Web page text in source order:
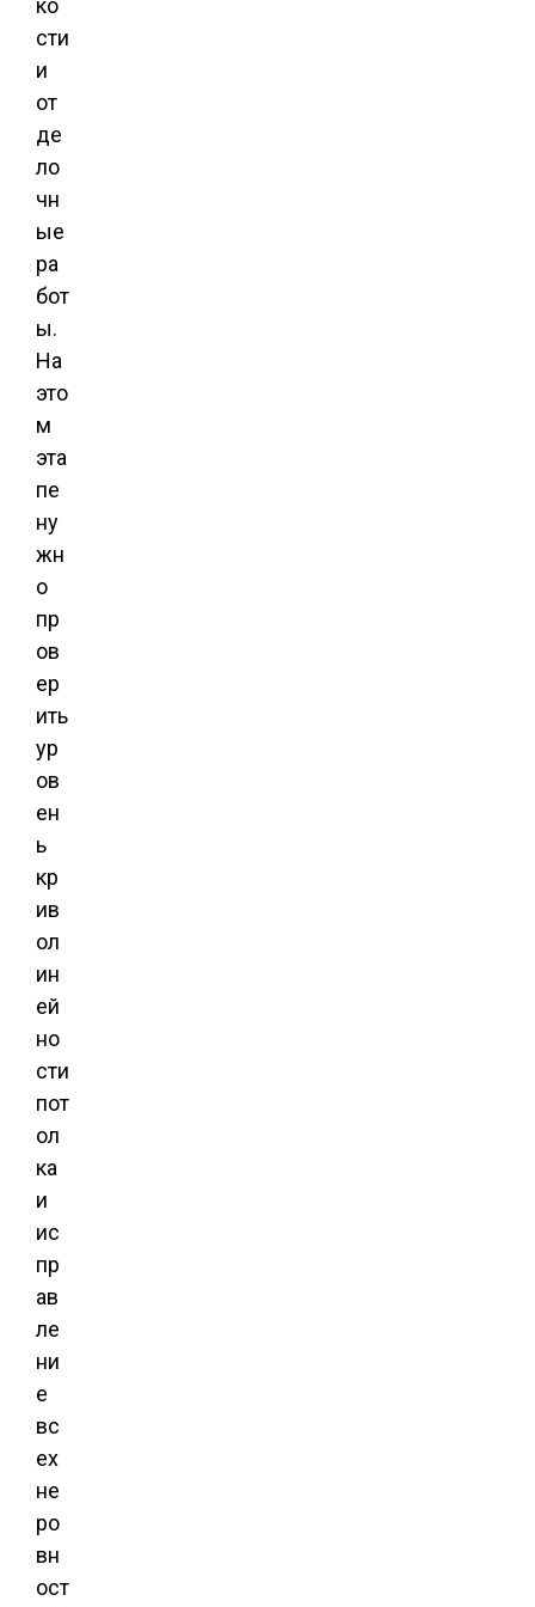
ко
сти
и
от
де
ло
чн
ые
ра
бот
ы.
На
это
м
эта
пе
ну
жн
о
пр
ов
ер
ить
ур
ов
ен
ь
кр
ив
ол
ин
ей
но
сти
пот
ол
ка
и
ис
пр
ав
ле
ни
е
вс
ех
не
ро
вн
ост